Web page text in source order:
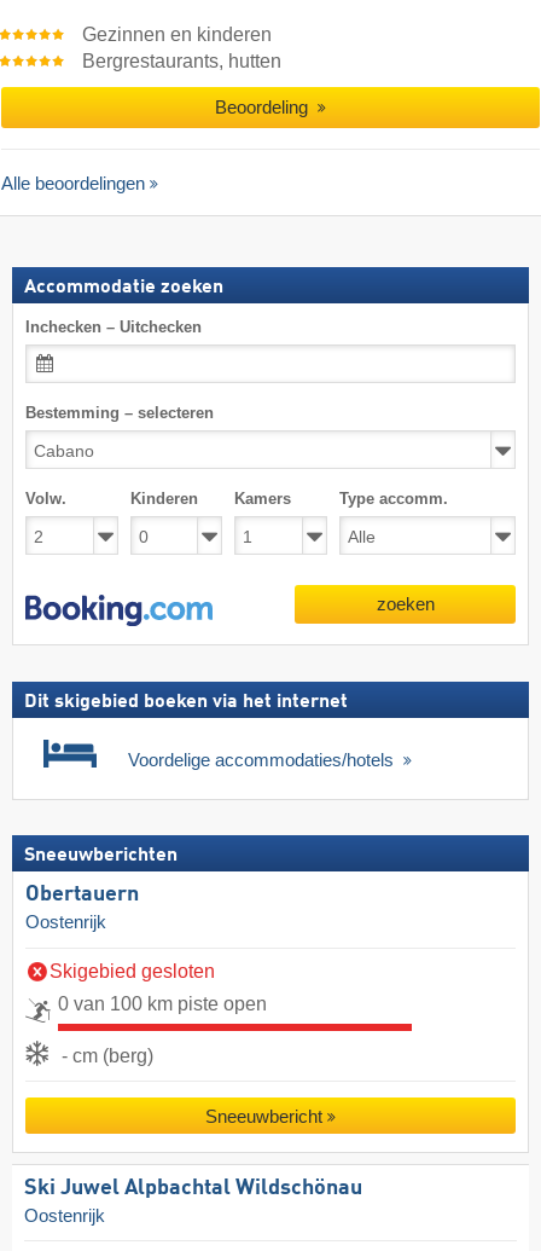
Gezinnen en kinderen
Bergrestaurants, hutten
Beoordeling
Alle beoordelingen
Accommodatie zoeken
Inchecken – Uitchecken
Bestemming – selecteren
Volw. Kinderen Kamers Type accomm.
zoeken
Dit skigebied boeken via het internet
Voordelige accommodaties/hotels
Sneeuwberichten
Obertauern
Oostenrijk
Skigebied gesloten
0 van 100 km piste open
- cm (berg)
Sneeuwbericht
Ski Juwel Alpbachtal Wildschönau
Oostenrijk